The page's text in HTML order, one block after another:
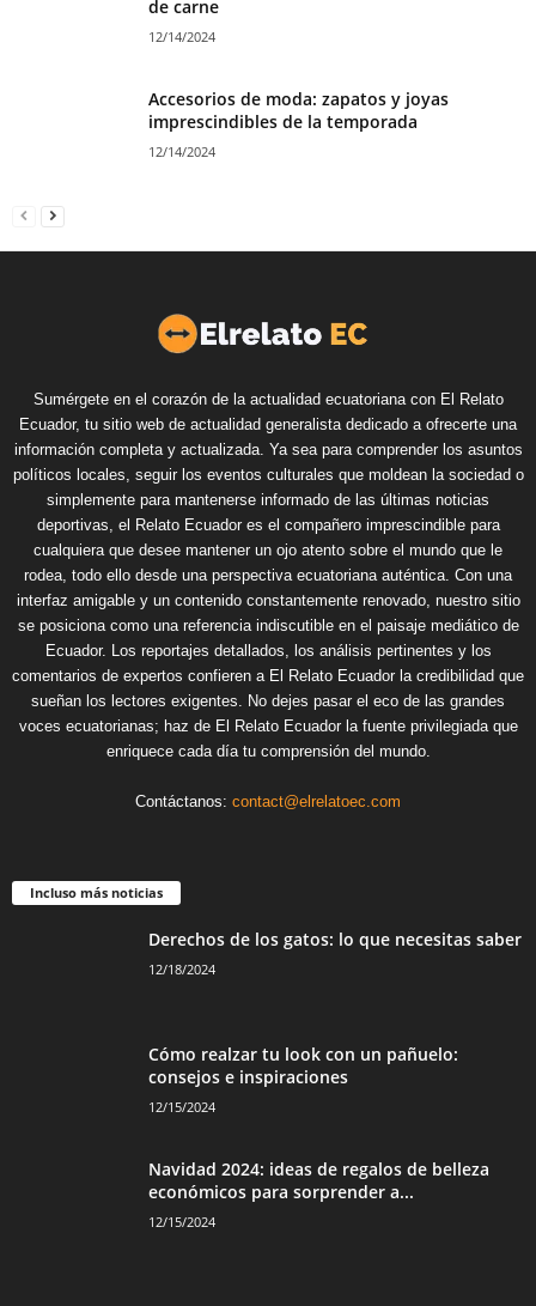
de carne
12/14/2024
Accesorios de moda: zapatos y joyas
imprescindibles de la temporada
12/14/2024
Sumérgete en el corazón de la actualidad ecuatoriana con El Relato
Ecuador, tu sitio web de actualidad generalista dedicado a ofrecerte una
información completa y actualizada. Ya sea para comprender los asuntos
políticos locales, seguir los eventos culturales que moldean la sociedad o
simplemente para mantenerse informado de las últimas noticias
deportivas, el Relato Ecuador es el compañero imprescindible para
cualquiera que desee mantener un ojo atento sobre el mundo que le
rodea, todo ello desde una perspectiva ecuatoriana auténtica. Con una
interfaz amigable y un contenido constantemente renovado, nuestro sitio
se posiciona como una referencia indiscutible en el paisaje mediático de
Ecuador. Los reportajes detallados, los análisis pertinentes y los
comentarios de expertos confieren a El Relato Ecuador la credibilidad que
sueñan los lectores exigentes. No dejes pasar el eco de las grandes
voces ecuatorianas; haz de El Relato Ecuador la fuente privilegiada que
enriquece cada día tu comprensión del mundo.
Contáctanos: contact@elrelatoec.com
Incluso más noticias
Derechos de los gatos: lo que necesitas saber
12/18/2024
Cómo realzar tu look con un pañuelo:
consejos e inspiraciones
12/15/2024
Navidad 2024: ideas de regalos de belleza
económicos para sorprender a...
12/15/2024